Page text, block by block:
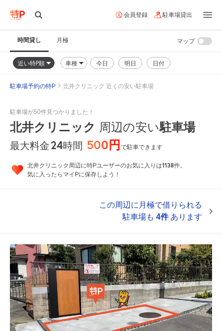
会員登録 駐車場貸出
時間貸し 月極
近い特P順 車種 今日 明日 日付
マップ
駐車場予約の特P 北井クリニック 近くの安い駐車場
駐車場が50件見つかりました！
北井クリニック 周辺の安い駐車場
最大料金24時間 500円で駐車できます
北井クリニック周辺に特Pユーザーのお気に入りは1138件。
気に入ったらマイPに保存しよう！
この周辺に月極で借りられる
駐車場も 4件あります